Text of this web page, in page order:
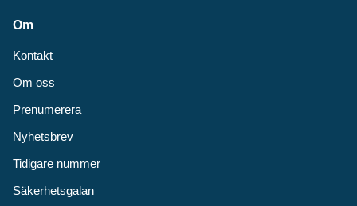
Om
Kontakt
Om oss
Prenumerera
Nyhetsbrev
Tidigare nummer
Säkerhetsgalan